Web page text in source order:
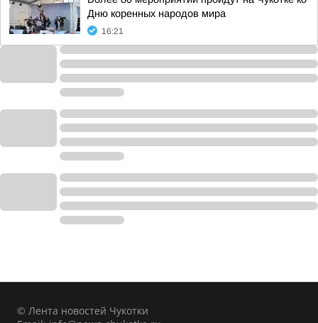
Дню коренных народов мира
16:21
© Лента новостей Чукотки